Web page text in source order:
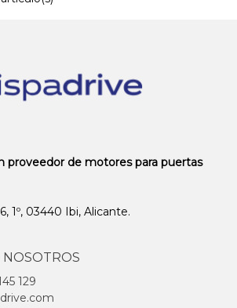
proveedor de motores para puertas
1º, 03440 Ibi, Alicante.
NOSOTROS
129